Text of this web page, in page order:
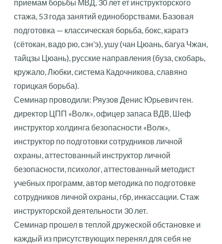
приемам борьбы МВД, 30 лет ет инструкторского
стажа, 53 года занятий единоборствами. Базовая
подготовка — классическая борьба, бокс, каратэ
(сётокан, вадо рю, сэн’э), ушу (чан Цюань, багуа Чжан,
тайцзы Цюань), русские направления (буза, скобарь,
кружало, Любки, система Кадочникова, славяно
горицкая борьба).
Семинар проводили: Ряузов Денис Юрьевич ген.
директор ЦПП «Волк», офицер запаса ВДВ, Шеф
инструктор холдинга безопасности «Волк»,
инструктор по подготовки сотрудников личной
охраны, аттестованный инструктор личной
безопасности, психолог, аттестованный методист
учебных программ, автор методика по подготовке
сотрудников личной охраны, гбр, инкассации. Стаж
инструкторской деятельности 30 лет.
Семинар прошел в теплой дружеской обстановке и
каждый из присутствующих перенял для себя не